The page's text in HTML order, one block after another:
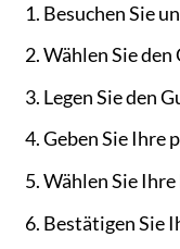
Besuchen Sie
Wählen Sie den
Legen Sie den
Geben Sie Ihre
Wählen Sie
Bestätigen Sie